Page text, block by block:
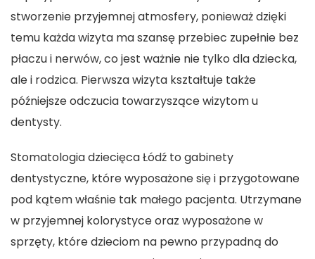
stworzenie przyjemnej atmosfery, ponieważ dzięki
temu każda wizyta ma szansę przebiec zupełnie bez
płaczu i nerwów, co jest ważnie nie tylko dla dziecka,
ale i rodzica. Pierwsza wizyta kształtuje także
późniejsze odczucia towarzyszące wizytom u
dentysty.
Stomatologia dziecięca Łódź to gabinety
dentystyczne, które wyposażone się i przygotowane
pod kątem właśnie tak małego pacjenta. Utrzymane
w przyjemnej kolorystyce oraz wyposażone w
sprzęty, które dzieciom na pewno przypadną do